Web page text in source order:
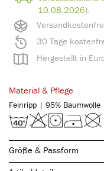
30 Tage
Hergestellt in
10.08.2026).
Material & Pflege
Größe & Passform